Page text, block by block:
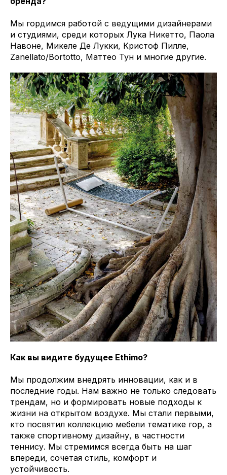
Мы гордимся работой с ведущими дизайнерами
и студиями, среди которых Лука Никетто, Паола
Навоне, Микеле Де Лукки, Кристоф Пилле,
Zanellato/Bortotto, Маттео Тун и многие другие.
Как вы видите будущее Ethimo?
Мы продолжим внедрять инновации, как и в
последние годы. Нам важно не только следовать
трендам, но и формировать новые подходы к
жизни на открытом воздухе. Мы стали первыми,
кто посвятил коллекцию мебели тематике гор, а
также спортивному дизайну, в частности
теннису. Мы стремимся всегда быть на шаг
впереди, сочетая стиль, комфорт и
устойчивость.